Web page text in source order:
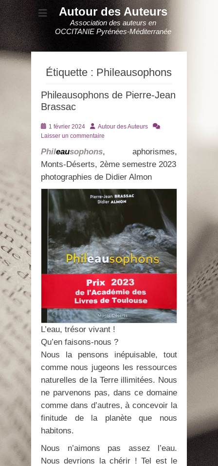
Autour des Auteurs
Association des auteurs en
OCCITANIE Pyrénées-Méditerranée
Étiquette : Phileausophons
Phileausophons de Pierre-Jean
Brassac
Posté
le
1 février 2024 AuteurAutour des Auteurs
Laisser un commentaire
Phileausophons, aphorismes,
Monts-Déserts, 2ème semestre 2023
photographies de Didier Almon
L’eau, trésor vivant !
Qu’en faisons-nous ?
Nous la pensons inépuisable, tout
comme nous jugeons les ressources
naturelles de la Terre illimitées. Nous
ne parvenons pas, dans ce domaine
comme dans d’autres, à concevoir la
finitude de la planète que nous
habitons.
Nous n’aimons pas assez l’eau.
Nous devrions la chérir ! Tel est le